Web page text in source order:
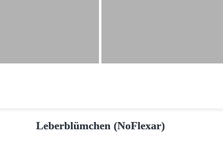
Leberblümchen (NoFlexar)